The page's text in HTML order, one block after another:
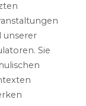
unserer
Sie